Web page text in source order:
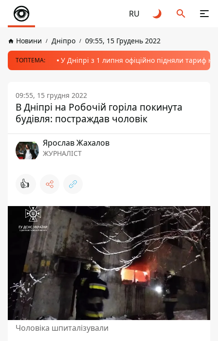
RU
Новини Дніпро 09:55, 15 Грудень 2022
ТОПТЕМА: У Дніпрі з 1 липня офіційно підняли тариф
09:55, 15 грудня 2022
В Дніпрі на Робочій горіла покинута
будівля: постраждав чоловік
Ярослав Жахалов
ЖУРНАЛІСТ
👍
Чоловіка шпиталізували